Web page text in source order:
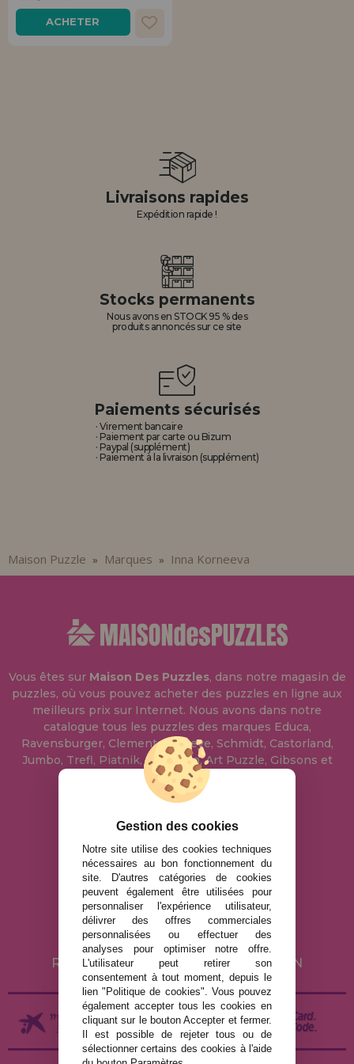
Allez-y! Nous vous attendions.
ACHETER
Livraisons rapides
Expédition rapide !
Stocks permanents
Nous avons en STOCK 95 % des
produits annoncés sur ce site
Paiements sécurisés
· Virement bancaire
· Paiement par carte ou Bizum
· Paypal (supplément)
· Paiement à la livraison (supplément)
Maison Puzzle » Marques » Inna Korneeva
Vous êtes sur Maison Des Puzzles, dans notre magasin de
puzzles, où vous pouvez acheter des puzzles en ligne aux
meilleurs prix sur Internet. Nous avons dans notre
catalogue tous les puzzles des marques Educa,
Ravensburger, Clementoni, Heye, Schmidt, Castorland,
Jumbo, Trefl, Piatnik, Anatolian, Art Puzzle, Gibsons et
bien d'autres.
info@maisondespuzzles.fr
MENTIONS LÉGALES
POLITIQUE DE CONFIDENTIALITÉ
POLITIQUE DE COOKIES
LIVRAISON ET RETOUR
RETOURS / DROIT DE RÉTRACTATION
Gestion des cookies
Notre site utilise des cookies techniques
nécessaires au bon fonctionnement du
site. D'autres catégories de cookies
peuvent également être utilisées pour
personnaliser l'expérience utilisateur,
délivrer des offres commerciales
personnalisées ou effectuer des
analyses pour optimiser notre offre.
L'utilisateur peut retirer son
consentement à tout moment, depuis le
lien "Politique de cookies". Vous pouvez
également accepter tous les cookies en
cliquant sur le bouton Accepter et fermer.
Il est possible de rejeter tous ou de
sélectionner certains des cookies à l'aide